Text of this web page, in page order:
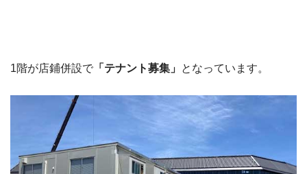
1階が店鋪併設で 「テナント募集」 となっています。